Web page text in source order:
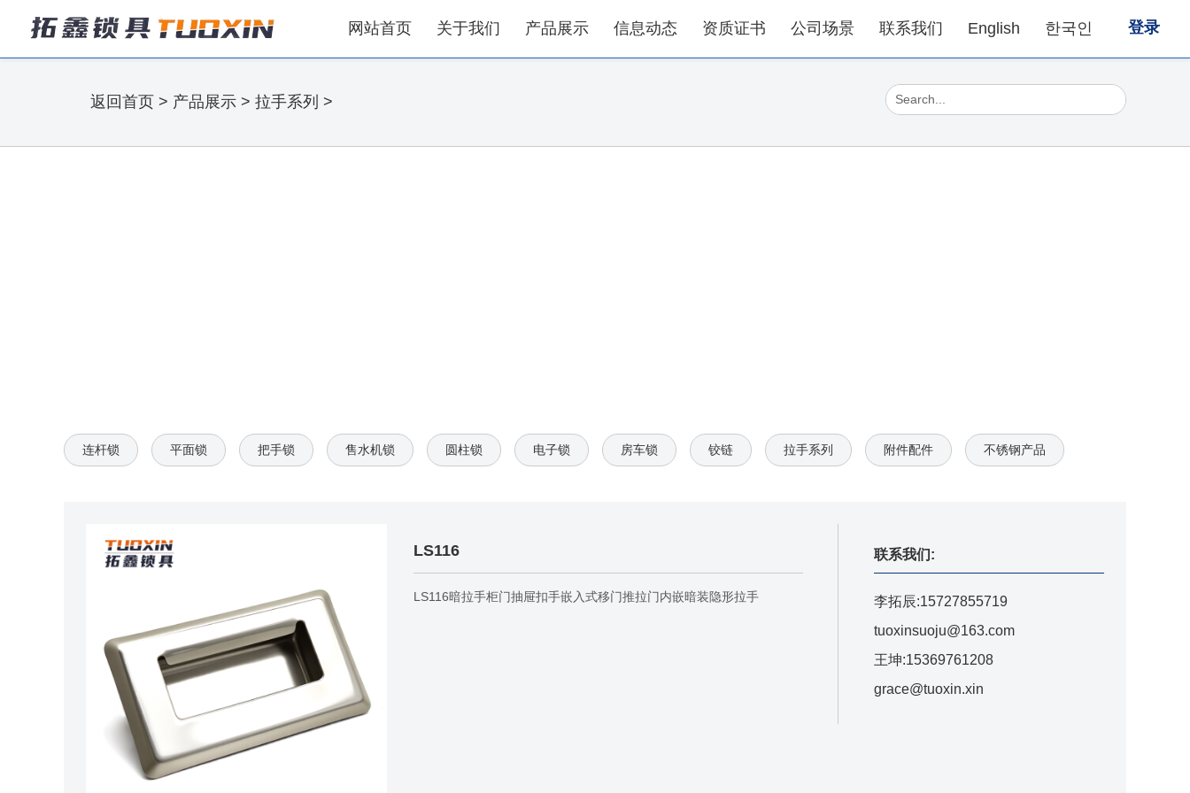
网站首页 关于我们 产品展示 信息动态 资质证书 公司场景 联系我们 English 한국인 登录
返回首页 > 产品展示 > 拉手系列 >
连杆锁 平面锁 把手锁 售水机锁 圆柱锁 电子锁 房车锁 铰链 拉手系列 附件配件 不锈钢产品
LS116
LS116暗拉手柜门抽屉扣手嵌入式移门推拉门内嵌暗装隐形拉手
联系我们:
李拓辰:15727855719
tuoxinsuoju@163.com
王坤:15369761208
grace@tuoxin.xin